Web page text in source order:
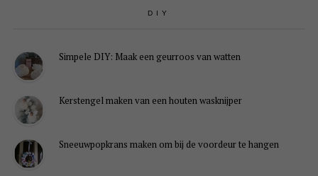
DIY
Simpele DIY: Maak een geurroos van watten
Kerstengel maken van een houten wasknijper
Sneeuwpopkrans maken om bij de voordeur te hangen